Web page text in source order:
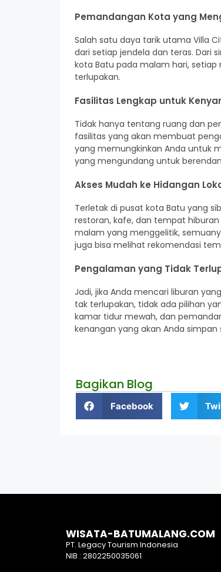
Pemandangan Kota yang
Salah satu daya tarik utama Villa
dari setiap jendela dan teras. Dari
kota Batu pada malam hari,
terlupakan.
Fasilitas Lengkap untuk
Tidak hanya tentang ruang dan
fasilitas yang akan membuat
yang memungkinkan Anda untuk
yang mengundang untuk
Akses Mudah ke Hidangan
Terletak di pusat kota Batu yang
restoran, kafe, dan tempat
malam yang menggelitik,
juga bisa melihat rekomendasi
Pengalaman yang Tidak
Jadi, jika Anda mencari liburan
tak terlupakan, tidak ada pilihan
kamar tidur mewah, dan
kenangan yang akan Anda simpan
Bagikan Blog
Facebook
WISATA-BATUMALANG.COM
PT. Legacy Tourism Indonesia
NIB : 2802250035061